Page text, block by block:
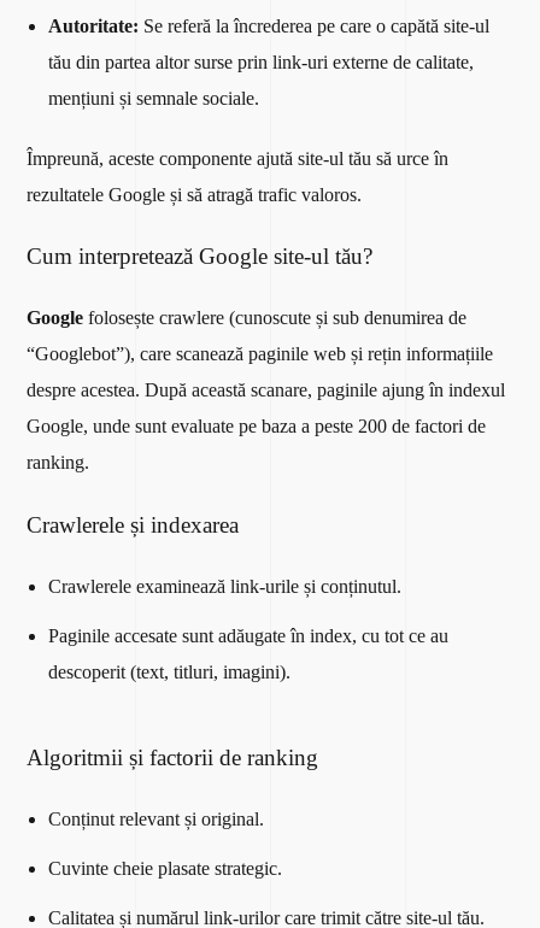
Autoritate: Se referă la încrederea pe care o capătă site-ul
tău din partea altor surse prin link-uri externe de calitate,
mențiuni și semnale sociale.
Împreună, aceste componente ajută site-ul tău să urce în
rezultatele Google și să atragă trafic valoros.
Cum interpretează Google site-ul tău?
Google folosește crawlere (cunoscute și sub denumirea de
“Googlebot”), care scanează paginile web și rețin informațiile
despre acestea. După această scanare, paginile ajung în indexul
Google, unde sunt evaluate pe baza a peste 200 de factori de
ranking.
Crawlerele și indexarea
Crawlerele examinează link-urile și conținutul.
Paginile accesate sunt adăugate în index, cu tot ce au
descoperit (text, titluri, imagini).
Algoritmii și factorii de ranking
Conținut relevant și original.
Cuvinte cheie plasate strategic.
Calitatea și numărul link-urilor care trimit către site-ul tău.